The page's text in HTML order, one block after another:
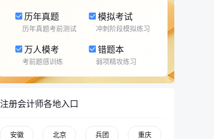
历年真题
历年真题考前测试
模拟考试
冲刺阶段模拟练习
万人模考
考前题感训练
错题本
弱项精攻练习
注册会计师各地入口
安徽 北京 兵团 重庆